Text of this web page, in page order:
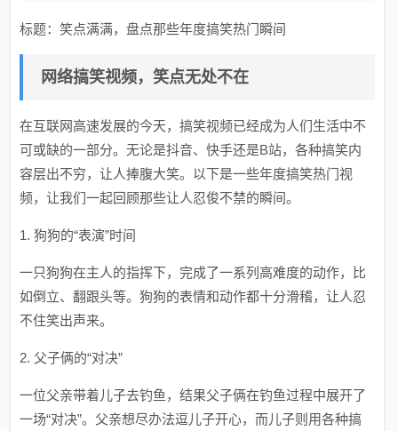
标题：笑点满满，盘点那些年度搞笑热门瞬间
网络搞笑视频，笑点无处不在
在互联网高速发展的今天，搞笑视频已经成为人们生活中不
可或缺的一部分。无论是抖音、快手还是B站，各种搞笑内
容层出不穷，让人捧腹大笑。以下是一些年度搞笑热门视
频，让我们一起回顾那些让人忍俊不禁的瞬间。
1. 狗狗的“表演”时间
一只狗狗在主人的指挥下，完成了一系列高难度的动作，比
如倒立、翻跟头等。狗狗的表情和动作都十分滑稽，让人忍
不住笑出声来。
2. 父子俩的“对决”
一位父亲带着儿子去钓鱼，结果父子俩在钓鱼过程中展开了
一场“对决”。父亲想尽办法逗儿子开心，而儿子则用各种搞